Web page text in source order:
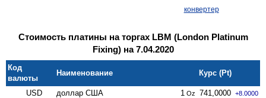
конвертер
Стоимость платины на торгах LBM (London Platinum
Fixing) на 7.04.2020
Код
валюты
Наименование Курс (Pt)
USD доллар США 1 Oz 741,0000 +8.0000